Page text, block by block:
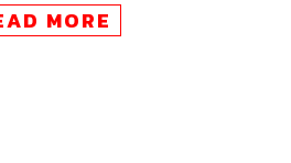
มเรียกร้องให้คว่ำบาตร H&M ใน
ถลงก่อนหน้านี้ของผู้ค้าปลีกที่
MORE